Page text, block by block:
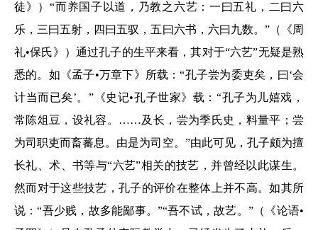
徒》）“而养国子以道，乃教之六艺：一曰五礼，二曰六
乐，三曰五射，四曰五驭，五曰六书，六曰九数。”（《周
礼•保氏》）通过孔子的生平来看，其对于“六艺”无疑是熟
悉的。如《孟子•万章下》所载：“孔子尝为委吏矣，曰‘会
计当而已矣’。”《史记•孔子世家》载：“孔子为儿嬉戏，
常陈俎豆，设礼容。……及长，尝为季氏史，料量平；尝
为司职吏而畜蕃息。由是为司空。”由此可见，孔子颇为擅
长礼、术、书等与“六艺”相关的技艺，并曾经以此谋生。
然而对于这些技艺，孔子的评价在整体上并不高。如其所
说：“吾少贱，故多能鄙事。”“吾不试，故艺。”（《论语•